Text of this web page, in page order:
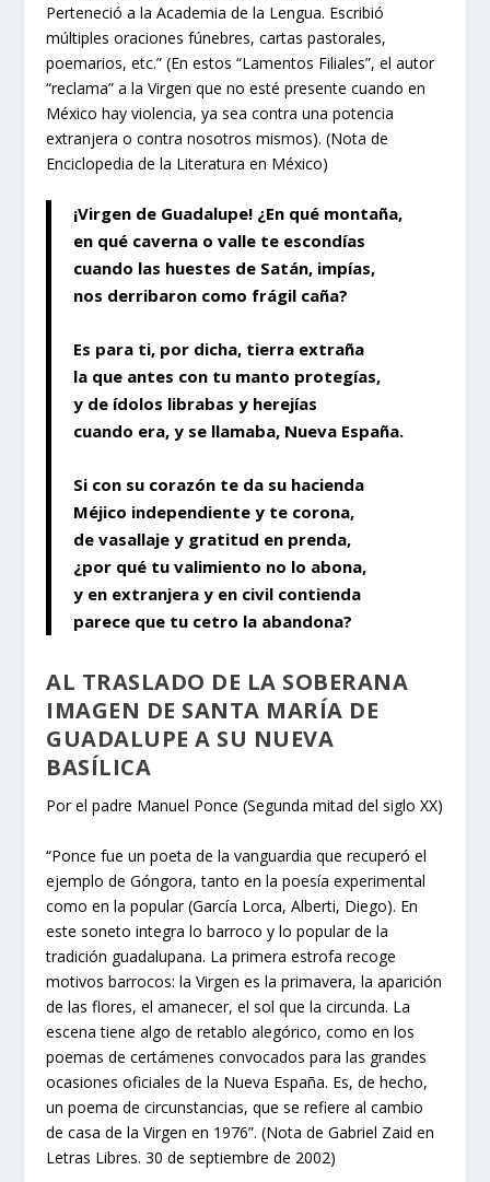
Perteneció a la Academia de la Lengua. Escribió
múltiples oraciones fúnebres, cartas pastorales,
poemarios, etc.” (En estos “Lamentos Filiales”, el autor
“reclama” a la Virgen que no esté presente cuando en
México hay violencia, ya sea contra una potencia
extranjera o contra nosotros mismos). (Nota de
Enciclopedia de la Literatura en México)
¡Virgen de Guadalupe! ¿En qué montaña,
en qué caverna o valle te escondías
cuando las huestes de Satán, impías,
nos derribaron como frágil caña?
Es para ti, por dicha, tierra extraña
la que antes con tu manto protegías,
y de ídolos librabas y herejías
cuando era, y se llamaba, Nueva España.
Si con su corazón te da su hacienda
Méjico independiente y te corona,
de vasallaje y gratitud en prenda,
¿por qué tu valimiento no lo abona,
y en extranjera y en civil contienda
parece que tu cetro la abandona?
AL TRASLADO DE LA SOBERANA
IMAGEN DE SANTA MARÍA DE
GUADALUPE A SU NUEVA
BASÍLICA
Por el padre Manuel Ponce (Segunda mitad del siglo XX)
“Ponce fue un poeta de la vanguardia que recuperó el
ejemplo de Góngora, tanto en la poesía experimental
como en la popular (García Lorca, Alberti, Diego). En
este soneto integra lo barroco y lo popular de la
tradición guadalupana. La primera estrofa recoge
motivos barrocos: la Virgen es la primavera, la aparición
de las flores, el amanecer, el sol que la circunda. La
escena tiene algo de retablo alegórico, como en los
poemas de certámenes convocados para las grandes
ocasiones oficiales de la Nueva España. Es, de hecho,
un poema de circunstancias, que se refiere al cambio
de casa de la Virgen en 1976”. (Nota de Gabriel Zaid en
Letras Libres. 30 de septiembre de 2002)